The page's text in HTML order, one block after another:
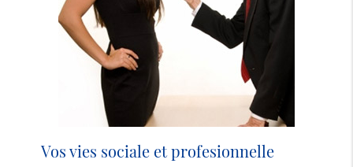
Vos vies sociale et profesionnelle